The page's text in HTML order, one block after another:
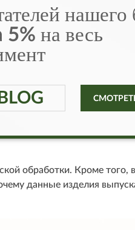
нашего
5% на весь
BLOG
обработки. Кроме того,
данные изделия